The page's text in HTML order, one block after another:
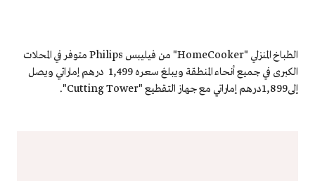
الطباخ المنزلي "HomeCooker" من فيليبس Philips متوفر في المحلات
الكبرى في جميع أنحاء المنطقة ويبلغ سعره 1,499 درهم إماراتي ويصل